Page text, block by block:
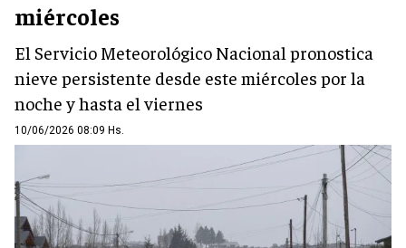
miércoles
El Servicio Meteorológico Nacional pronostica
nieve persistente desde este miércoles por la
noche y hasta el viernes
10/06/2026 08:09 Hs.